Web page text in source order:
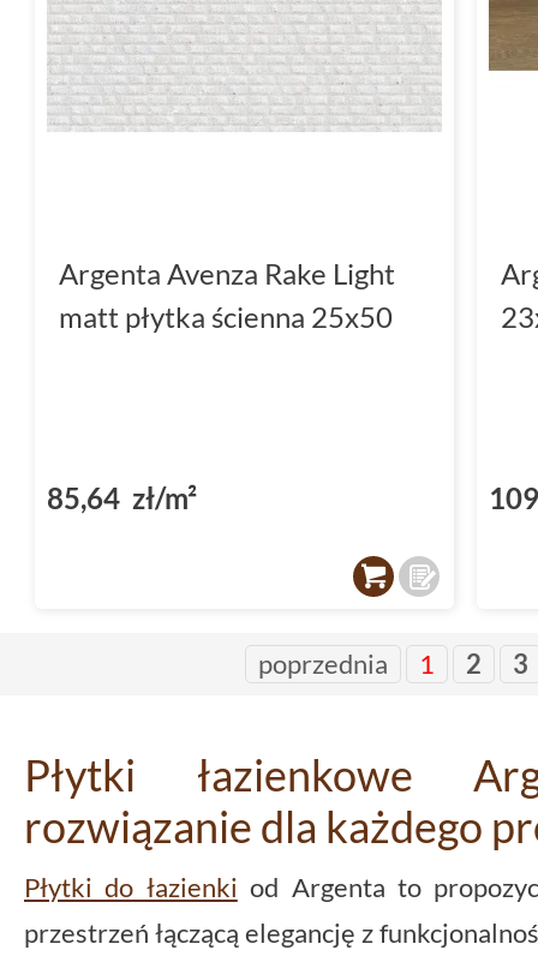
Argenta Avenza Rake Light
matt płytka ścienna 25x50
85,64 zł/m²
poprzednia 1 2 3
Płytki łazienkowe
rozwiązanie dla każdego
Płytki do łazienki od Argenta to
przestrzeń łączącą elegancję z